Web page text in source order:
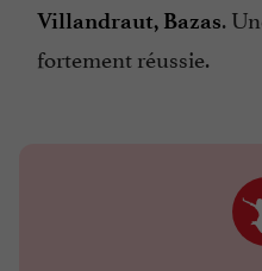
Villandraut, Bazas.
fortement réussie.